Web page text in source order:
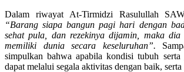
Dalam riwayat At-Tirmidzi Rasulullah
“Barang siapa bangun pagi hari dengan
sehat pula, dan rezekinya dijamin, maka
memiliki dunia secara keseluruhan”.
simpulkan bahwa apabila kondisi tubuh
dapat melalui segala aktivitas dengan baik,